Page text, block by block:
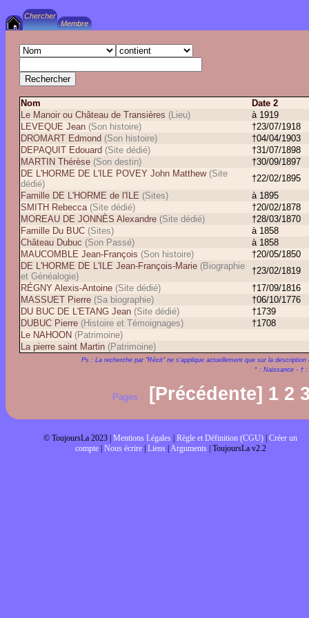
Nom
Date 2
Le Manoir ou Château de Transières (Lieu)
à 1919
LEVEQUE Jean (Son histoire)
†23/07/1918
DROMART Edmond (Son histoire)
†04/04/1903
DEPAQUIT Edouard (Site dédié)
†31/07/1898
MARTIN Thérèse (Son destin)
†30/09/1897
DE L'HORME DE L'ILE POVEY John Matthew(Site
dédié)
†22/02/1895
Famille DE L'HORME de l'ILE (Sites)
à 1895
SMITH Rebecca(Site dédié)
†20/02/1878
MOREAU DE JONNÈS Alexandre (Site dédié)
†28/03/1870
Famille Du BUC (Sites)
à 1858
Château Dubuc (Son Passé)
à 1858
MAUCOMBLE Jean-François (Son histoire)
†20/05/1850
DE L'HORME DE L'ILE Jean-François-Marie (Biographie
et Généalogie)
†23/02/1819
RÉGNY Alexis-Antoine (Site dédié)
†17/09/1816
MASSUET Pierre (Sa biographie)
†06/10/1776
DU BUC DE L'ETANG Jean (Site dédié)
†1739
DUBUC Pierre (Histoire et Témoignages)
†1708
Le NAHOON (Patrimoine)
La pierre saint Martin (Patrimoine)
Ps : La recherche par "Récit" ne s'applique actuellement que sur la description
° : Naissance - †
Pages : [Précédente] 1 2
© ToujoursLa 2023 | Mentions Légales Règle et Définition (CGU) Créer un
compte| Nous écrire| Liens| Arguments| ToujoursLa v2.2